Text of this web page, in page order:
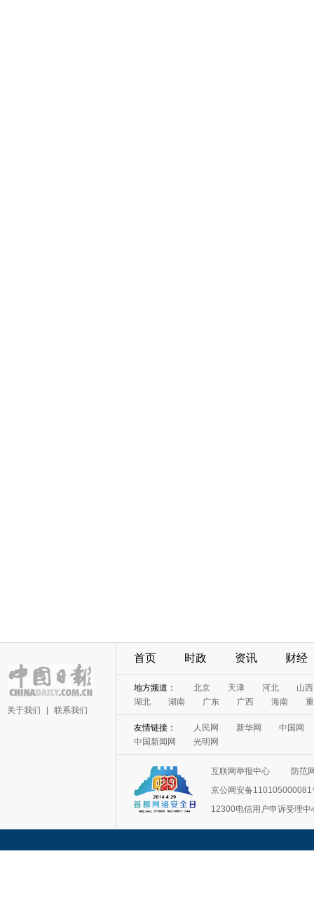
关于我们 联系我们
首页 时政 资讯 财经
地方频道： 北京 天津 河北
山西
湖北
湖南 广东 广西 海南
友情链接： 人民网 新华网
中国网
中国新闻网
光明网
互联网举报中心
防范
京公网安备110105000081
12300电信用户申诉受理中